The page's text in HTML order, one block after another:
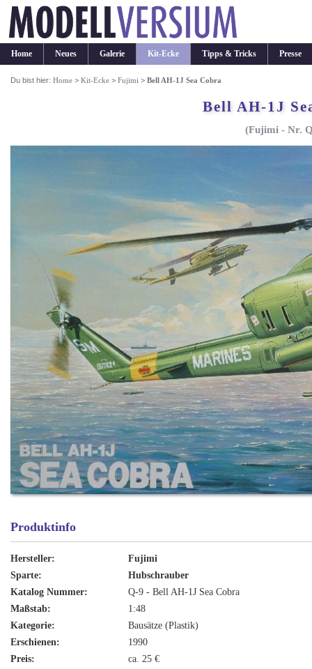
Home Neues Galerie Kit-Ecke Tipps & Tricks Presse
Du bist hier:Home >Kit-Ecke >Fujimi >Bell AH-1J Sea Cobra
Bell AH-1J
(Fujimi - Nr.
Produktinfo
Hersteller:
Fujimi
Sparte:
Hubschrauber
Katalog Nummer:
Q-9 - Bell AH-1J Sea Cobra
Maßstab:
1:48
Kategorie:
Bausätze (Plastik)
Erschienen:
1990
Preis:
ca. 25 €